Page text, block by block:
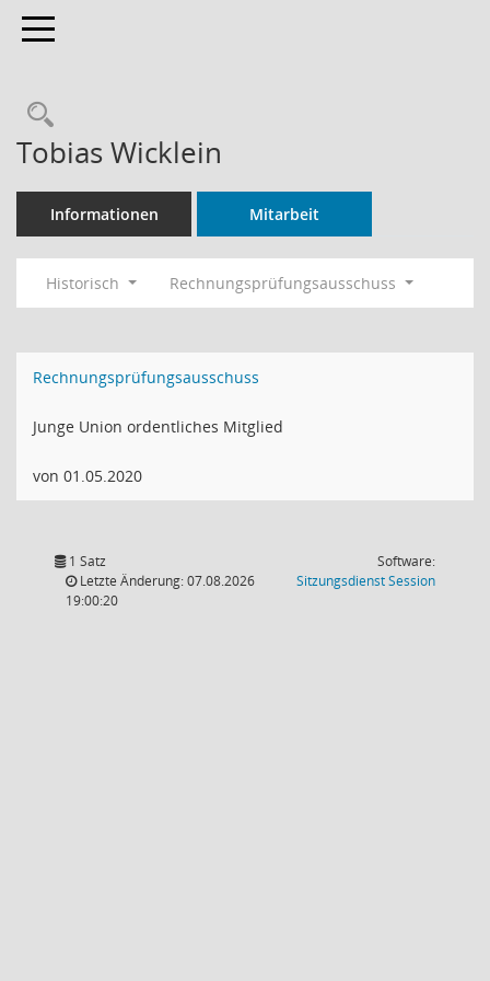
Toggle navigation
Rechercheauswahl
Tobias Wicklein
Informationen Mitarbeit
Historisch Rechnungsprüfungsausschuss
Rechnungsprüfungsausschuss
Junge Union ordentliches Mitglied
von 01.05.2020
1 Satz
Letzte Änderung: 07.08.2026
19:00:20
Software:
SitzungsdienstSession(Wird in